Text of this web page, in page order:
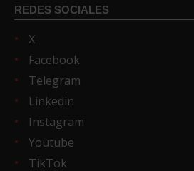
REDES SOCIALES
X
Facebook
Telegram
Linkedin
Instagram
Youtube
TikTok